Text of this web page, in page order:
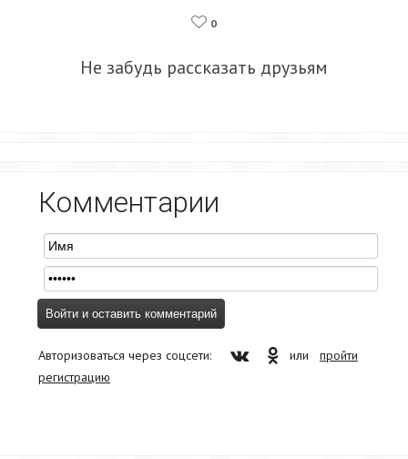
0
Не забудь рассказать друзьям
Комментарии
Авторизоваться через соцсети: или пройти
регистрацию